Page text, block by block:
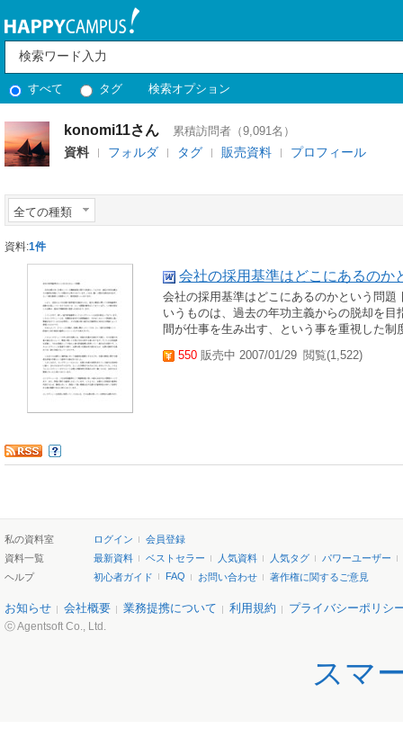
すべて タグ 検索オプション
konomi11さん 累積訪問者（9,091名）
資料 フォルダ タグ 販売資料 プロフィール
全ての種類
資料:1件
会社の採用基準はどこにあるのか
会社の採用基準はどこにあるのかという問
いうものは、過去の年功主義からの脱却を
間が仕事を生み出す、という事を重視した
550 販売中 2007/01/29 閲覧(1,522)
私の資料室 ログイン
会員登録
資料一覧
最新資料 ベストセラー 人気資料 人気タグ
パワーユーザー
ヘルプ
初心者ガイド FAQ お問い合わせ 著作権に関するご意見
お知らせ 会社概要 業務提携について 利用規約 プライバシーポリシ
ⓒ Agentsoft Co., Ltd.
スマ